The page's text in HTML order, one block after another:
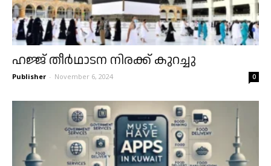
ഹജ്ജ് തീർഥാടന നിരക്ക് കുറച്ചു
Publisher - November 6, 2024 0